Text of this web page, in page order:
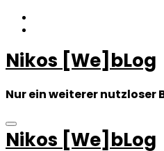
Zum
Inhalt
Nikos [We]bLog
Nur ein weiterer nutzloser
Nikos [We]bLog